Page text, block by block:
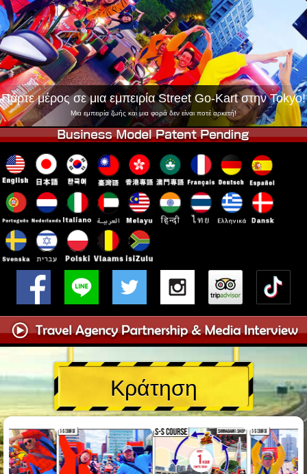
Αλλαγή Καταστήματος
Τόκιο Σινάγαουα #1 Τόκιο Ακίχαμπαρα #1
Τόκιο Ακίχαμπαρα #2 Τόκιο Σιμπούγια
Τόκιο Σιμπούγια Annex Τόκιο Κόλπος
Τόκιο Ασακούσα Οσάκα
Οκινάουα
Πάρτε μέρος σε μια εμπειρία Street Go-Kart στην Tokyo!
Μια εμπειρία ζωής και μια φορά δεν είναι ποτέ αρκετή!
Κράτηση